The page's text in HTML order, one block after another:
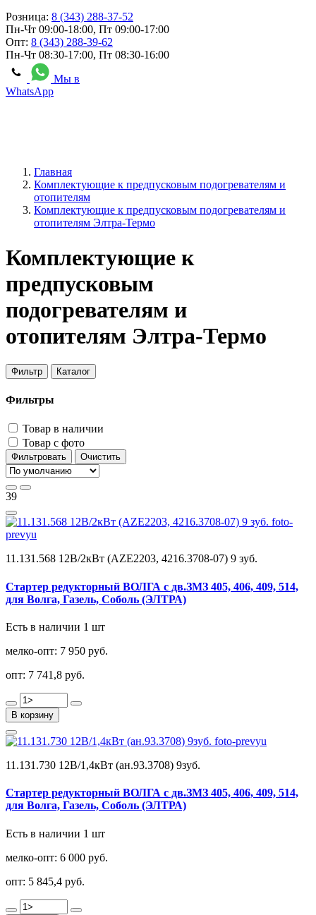
Розница: 8 (343) 288-37-52
Пн-Чт 09:00-18:00, Пт 09:00-17:00
Опт: 8 (343) 288-39-62
Пн-Чт 08:30-17:00, Пт 08:30-16:00
Мы в
WhatsApp
Главная
Комплектующие к предпусковым подогревателям и
отопителям
Комплектующие к предпусковым подогревателям и
отопителям Элтра-Термо
Комплектующие к
предпусковым
подогревателям и
отопителям Элтра-Термо
Фильтр Каталог
Фильтры
Товар в наличии
Товар с фото
Фильтровать Очистить
39
11.131.568 12В/2кВт (AZE2203, 4216.3708-07) 9 зуб.
Стартер редукторный ВОЛГА с дв.ЗМЗ 405, 406, 409, 514,
для Волга, Газель, Соболь (ЭЛТРА)
Есть в наличии 1 шт
мелко-опт: 7 950 руб.
опт: 7 741,8 руб.
В корзину
11.131.730 12В/1,4кВт (ан.93.3708) 9зуб.
Стартер редукторный ВОЛГА с дв.ЗМЗ 405, 406, 409, 514,
для Волга, Газель, Соболь (ЭЛТРА)
Есть в наличии 1 шт
мелко-опт: 6 000 руб.
опт: 5 845,4 руб.